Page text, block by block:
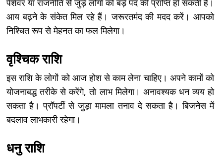
पेशेवर या राजनीति से जुड़े लोगों को बड़े पद की प्राप्ति हो सकती है।
आय बढ़ने के संकेत मिल रहे हैं। जरूरतमंद की मदद करें। आपको
निश्चित रूप से मेहनत का फल मिलेगा।
वृश्चिक राशि
इस राशि के लोगों को आज होश से काम लेना चाहिए। अपने कामों को
योजनाबद्ध तरीके से करेंगे, तो लाभ मिलेगा। अनावश्यक धन व्यय हो
सकता है। प्रॉपर्टी से जुड़ा मामला तनाव दे सकता है। बिजनेस में
बदलाव लाभकारी रहेगा।
धनु राशि